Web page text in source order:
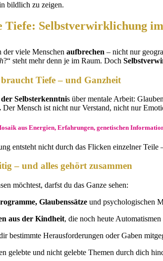
Tiefe: Selbstverwirklichung
viele Menschen aufbrechen – nicht nur
?“ steht mehr denn je im Raum. Doch
Tiefe – und Ganzheit
der Selbsterkenntnis über mentale Arbeit:
Der Mensch ist nicht nur Verstand, nicht nur
aus Energien, Erfahrungen, genetischen
entsteht nicht durch das Flicken einzelner Teile
– und alles gehört zusammen
möchtest, darfst du das Ganze sehen:
Glaubenssätze und psychologischen
aus der Kindheit, die noch heute Automatismen
bestimmte Herausforderungen oder Gaben
gelebte und nicht gelebte Themen durch dich